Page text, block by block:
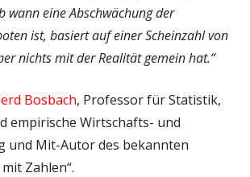
wann eine Abschwächung der
ist, basiert auf einer Scheinzahl von
nichts mit der Realität gemein hat.“
Bosbach, Professor für Statistik,
empirische Wirtschafts- und
und Mit-Autor des bekannten
Zahlen“.